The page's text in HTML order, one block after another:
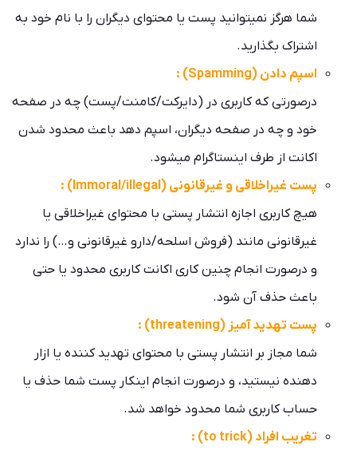
شما هرگز نمیتوانید پست یا محتوای دیگران را با نام خود به
اشتراک بگذارید.
اسپم دادن (Spamming) :
درصورتی که کاربری در (دایرکت/کامنت/پست) چه در صفحه
خود و چه در صفحه دیگران، اسپم دهد باعث محدود شدن
اکانت از طرف اینستاگرام میشود.
پست غیراخلاقی و غیرقانونی (Immoral/illegal) :
هیچ کاربری اجازه انتشار پستی با محتوای غیراخلاقی یا
غیرقانونی مانند (فروش اسلحه/دارو غیرقانونی و…) را ندارد
و درصورت انجام چنین کاری اکانت کاربری محدود یا حتی
باعث حذف آن شود.
پست تهدید آمیز (threatening) :
شما مجاز بر انتشار پستی با محتوای تهدید کننده یا ازار
دهنده نیستید، و درصورت انجام اینکار پست شما حذف یا
حساب کاربری شما محدود خواهد شد.
تغریب افراد (to trick) :